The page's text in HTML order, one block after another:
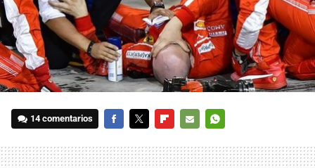
14 comentarios
MAIL